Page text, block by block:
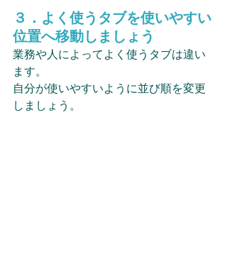
３．よく使うタブを使いやすい
位置へ移動しましょう
業務や人によってよく使うタブは違い
ます。
自分が使いやすいように並び順を変更
しましょう。